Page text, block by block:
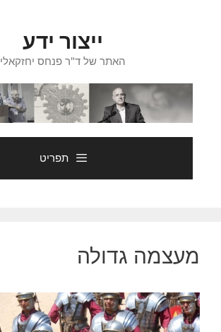
ייצור ידע
האתר של ד"ר פנחס יחזקאלי
תפריט
מעצמה גדולה